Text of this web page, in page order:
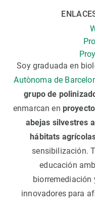
Soy graduada en
Autònoma de
grupo de
enmarcan en
abejas silvestres
hábitats
sensibilización.
educación
biorremediación
innovadores para